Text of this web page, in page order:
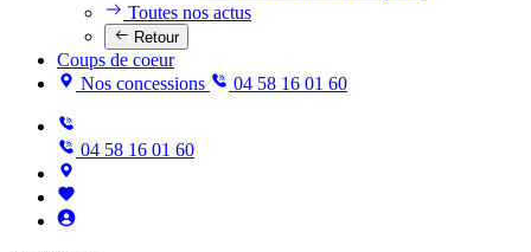
Toutes nos actus
Retour
Coups de coeur
Nos concessions
04 58 16 01 60
04 58 16 01 60